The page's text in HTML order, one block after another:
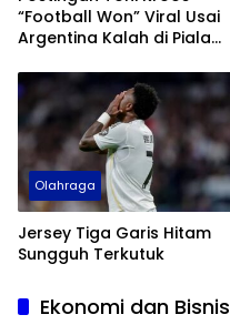
“Football Won” Viral Usai
Argentina Kalah di Piala
Olahraga
Jersey Tiga Garis Hitam
Sungguh Terkutuk
Ekonomi dan Bisnis